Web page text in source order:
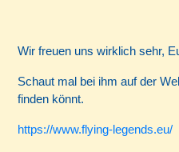
Wir freuen uns wirklich sehr,
Schaut mal bei ihm auf der
finden könnt.
https://www.flying-legends.eu/